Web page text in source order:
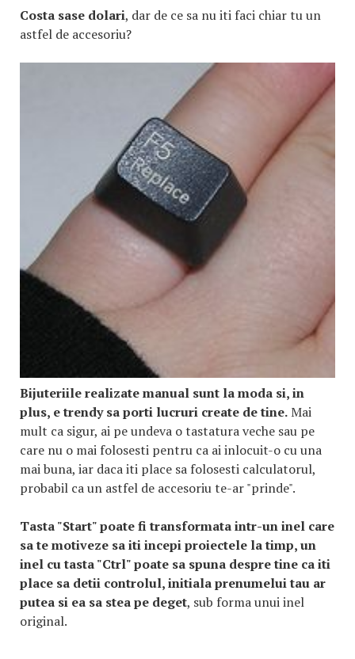
Costa sase dolari, dar de ce sa nu iti faci chiar tu un
astfel de accesoriu?
Bijuteriile realizate manual sunt la moda si, in
plus, e trendy sa porti lucruri create de tine.Mai
mult ca sigur, ai pe undeva o tastatura veche sau pe
care nu o mai folosesti pentru ca ai inlocuit-o cu una
mai buna, iar daca iti place sa folosesti calculatorul,
probabil ca un astfel de accesoriu te-ar "prinde".
Tasta "Start" poate fi transformata intr-un inel care
sa te motiveze sa iti incepi proiectele la timp, un
inel cu tasta "Ctrl" poate sa spuna despre tine ca iti
place sa detii controlul, initiala prenumelui tau ar
putea si ea sa stea pe deget, sub forma unui inel
original.